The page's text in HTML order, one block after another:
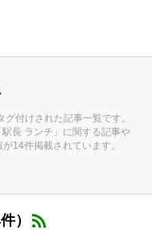
グ付けされた記事一覧です。
長 ランチ」に関する記事や
14件掲載されています。
）